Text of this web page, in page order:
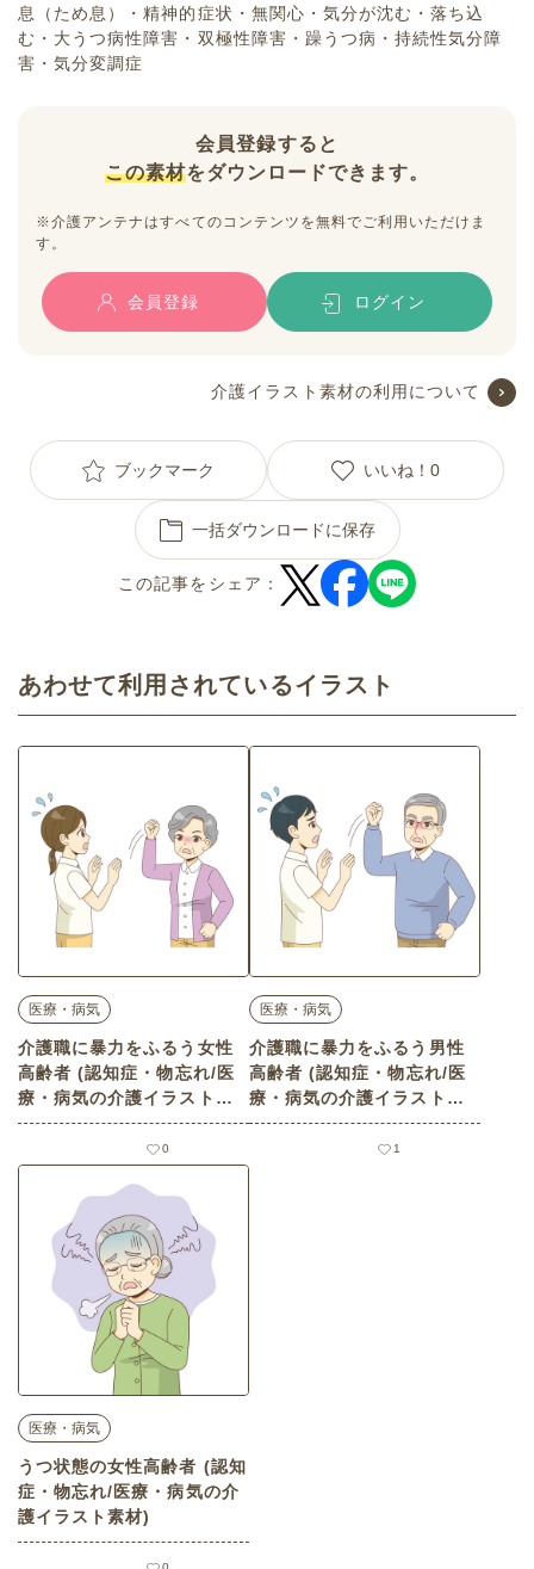
息（ため息）・精神的症状・無関心・気分が沈む・落ち込
む・大うつ病性障害・双極性障害・躁うつ病・持続性気分障
害・気分変調症
会員登録すると
この素材をダウンロードできます。
※介護アンテナはすべてのコンテンツを無料でご利用いただけま
す。
会員登録 ログイン
介護イラスト素材の利用について
ブックマーク いいね！ 0
一括ダウンロードに保存
この記事をシェア：
あわせて利用されているイラスト
医療・病気
介護職に暴力をふるう女性
高齢者 (認知症・物忘れ/医
療・病気の介護イラスト素
材)
0
医療・病気
介護職に暴力をふるう男性
高齢者 (認知症・物忘れ/医
療・病気の介護イラスト素
材)
1
医療・病気
うつ状態の女性高齢者 (認知
症・物忘れ/医療・病気の介
護イラスト素材)